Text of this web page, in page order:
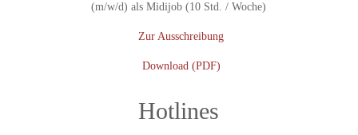
(m/w/d) als Midijob (10 Std. / Woche)
Zur Ausschreibung
Download (PDF)
Hotlines